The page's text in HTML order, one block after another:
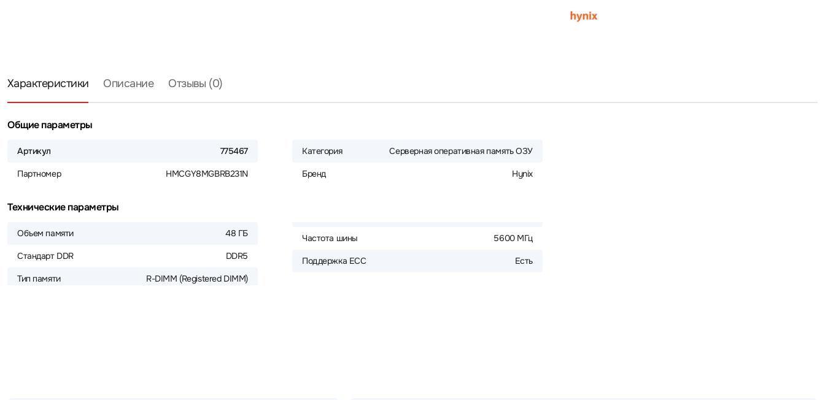
Характеристики Описание Отзывы (0)
Общие параметры
Артикул 775467
Партномер HMCGY8MGBRB231N
Категория Серверная оперативная память ОЗУ
Бренд Hynix
Технические параметры
Объем памяти 48 ГБ
Стандарт DDR DDR5
Тип памяти R-DIMM (Registered DIMM)
Частота шины 5600 МГц
Поддержка ECC Есть